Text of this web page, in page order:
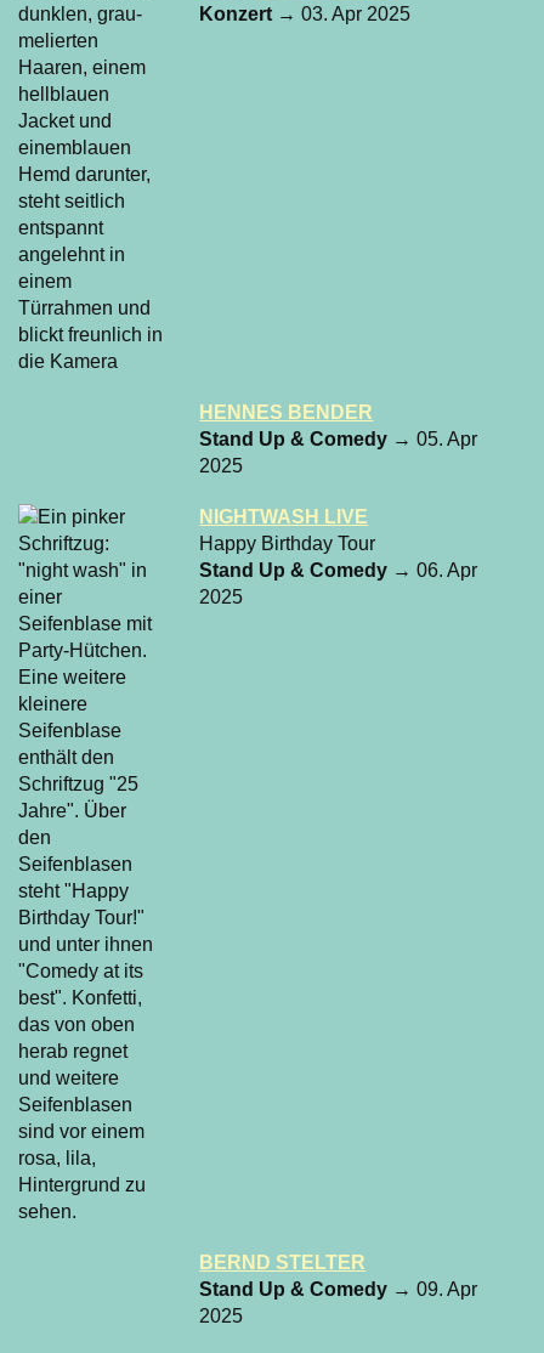
Konzert → 03. Apr 2025
HENNES BENDER
Stand Up & Comedy → 05. Apr
2025
NIGHTWASH LIVE
Happy Birthday Tour
Stand Up & Comedy → 06. Apr
2025
BERND STELTER
Stand Up & Comedy → 09. Apr
2025